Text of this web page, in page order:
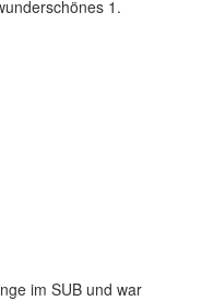
1.
im SUB und war